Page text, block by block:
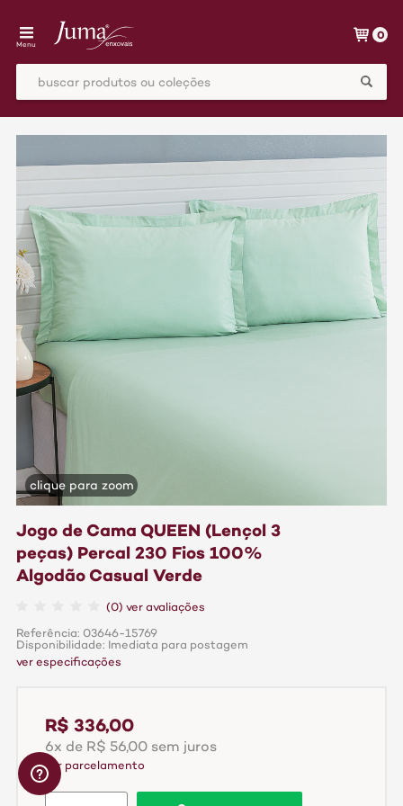
Menu
0
clique para zoom
Jogo de Cama QUEEN (Lençol 3
peças) Percal 230 Fios 100%
Algodão Casual Verde
(0) ver avaliações
Referência: 03646-15769
Disponibilidade: Imediata para postagem
ver especificações
R$ 336,00
6x de R$ 56,00 sem juros
ver parcelamento